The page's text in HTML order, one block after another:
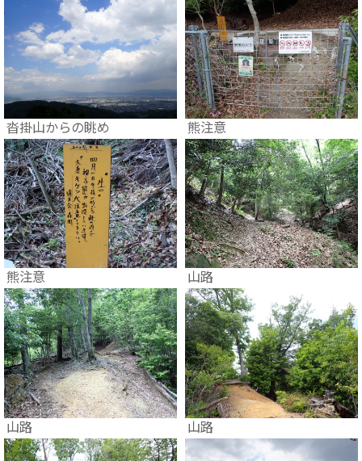
沓掛山からの眺め 熊注意
熊注意 山路
山路 山路